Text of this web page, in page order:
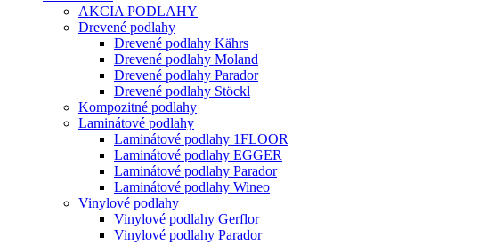
AKCIA PODLAHY
Drevené podlahy
Drevené podlahy Kährs
Drevené podlahy Moland
Drevené podlahy Parador
Drevené podlahy Stöckl
Kompozitné podlahy
Laminátové podlahy
Laminátové podlahy 1FLOOR
Laminátové podlahy EGGER
Laminátové podlahy Parador
Laminátové podlahy Wineo
Vinylové podlahy
Vinylové podlahy Gerflor
Vinylové podlahy Parador